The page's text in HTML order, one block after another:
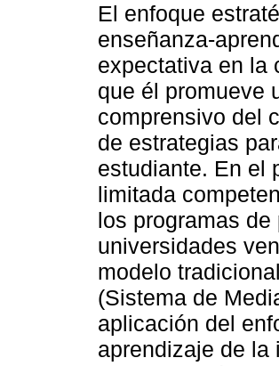
El enfoque
enseñanza-
expectativa en la
que él promueve
comprensivo del
de estrategias
estudiante. En el
limitada
los programas
universidades
modelo
(Sistema de
aplicación del
aprendizaje de la